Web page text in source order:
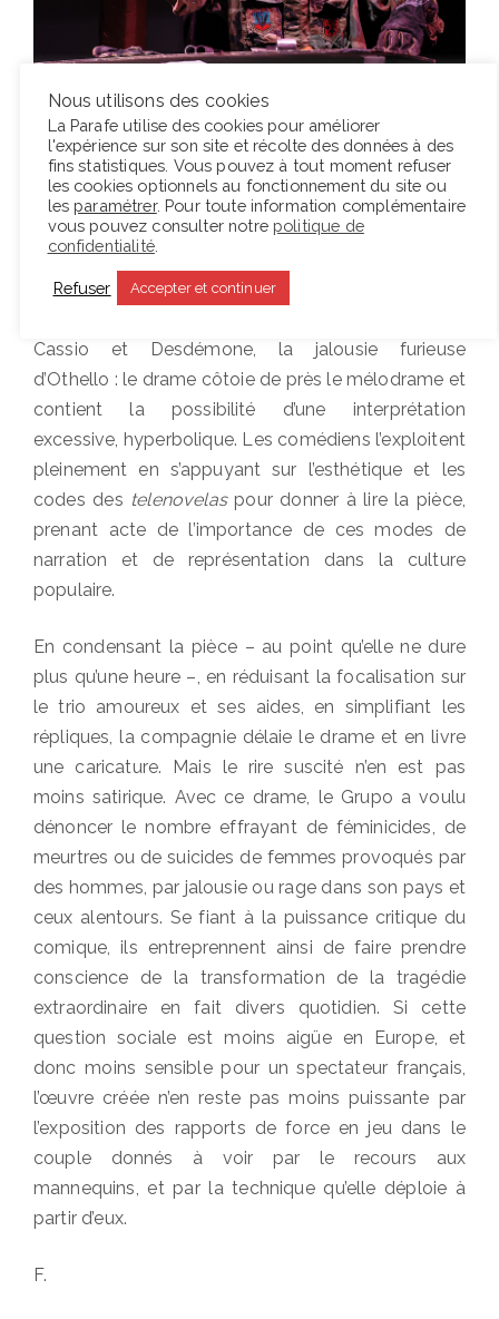
farce. Lorsqu’Othello découvre que le foulard qu’il a
offert à Desdémone était chez Cassio, la violence
infligée à uniforme, inspirée par le séisme, le
bouleversement moral dont rend compte
Shakespeare, en devient comique. L’intrigue se
prête particulièrement bien à une telle
interprétation, par le caractère spectaculaire de la
Cassio et Desdémone, la jalousie furieuse
d’Othello : le drame côtoie de près le mélodrame et
contient la possibilité d’une interprétation
excessive, hyperbolique. Les comédiens l’exploitent
pleinement en s’appuyant sur l’esthétique et les
codes des telenovelaspour donner à lire la pièce,
prenant acte de l’importance de ces modes de
narration et de représentation dans la culture
populaire.
En condensant la pièce – au point qu’elle ne dure
plus qu’une heure –, en réduisant la focalisation sur
le trio amoureux et ses aides, en simplifiant les
répliques, la compagnie délaie le drame et en livre
une caricature. Mais le rire suscité n’en est pas
moins satirique. Avec ce drame, le Grupo a voulu
dénoncer le nombre effrayant de féminicides, de
meurtres ou de suicides de femmes provoqués par
des hommes, par jalousie ou rage dans son pays et
ceux alentours. Se fiant à la puissance critique du
comique, ils entreprennent ainsi de faire prendre
conscience de la transformation de la tragédie
extraordinaire en fait divers quotidien. Si cette
question sociale est moins aigüe en Europe, et
donc moins sensible pour un spectateur français,
l’œuvre créée n’en reste pas moins puissante par
l’exposition des rapports de force en jeu dans le
couple donnés à voir par le recours aux
mannequins, et par la technique qu’elle déploie à
partir d’eux.
F.
Nous utilisons des cookies
La Parafe utilise des cookies pour améliorer
l'expérience sur son site et récolte des données à des
fins statistiques. Vous pouvez à tout moment refuser
les cookies optionnels au fonctionnement du site ou
les paramétrer. Pour toute information complémentaire
vous pouvez consulter notre politique de
confidentialité.
Refuser Accepter et continuer